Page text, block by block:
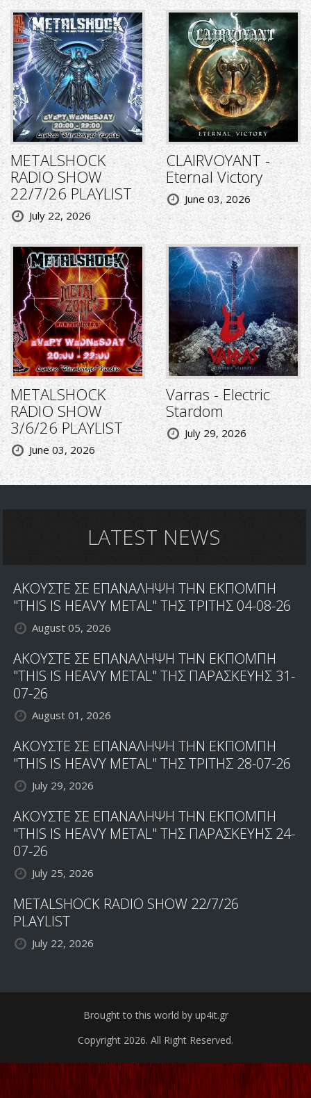
METALSHOCK
RADIO SHOW
22/7/26 PLAYLIST
July 22, 2026
CLAIRVOYANT -
Eternal Victory
June 03, 2026
METALSHOCK
RADIO SHOW
3/6/26 PLAYLIST
June 03, 2026
Varras - Electric
Stardom
July 29, 2026
LATEST NEWS
ΑΚΟΥΣΤΕ ΣΕ ΕΠΑΝΑΛΗΨΗ ΤΗΝ ΕΚΠΟΜΠΗ
"THIS IS HEAVY METAL" ΤΗΣ ΤΡΙΤΗΣ 04-08-26
August 05, 2026
ΑΚΟΥΣΤΕ ΣΕ ΕΠΑΝΑΛΗΨΗ ΤΗΝ ΕΚΠΟΜΠΗ
"THIS IS HEAVY METAL" ΤΗΣ ΠΑΡΑΣΚΕΥΗΣ 31-
07-26
August 01, 2026
ΑΚΟΥΣΤΕ ΣΕ ΕΠΑΝΑΛΗΨΗ ΤΗΝ ΕΚΠΟΜΠΗ
"THIS IS HEAVY METAL" ΤΗΣ ΤΡΙΤΗΣ 28-07-26
July 29, 2026
ΑΚΟΥΣΤΕ ΣΕ ΕΠΑΝΑΛΗΨΗ ΤΗΝ ΕΚΠΟΜΠΗ
"THIS IS HEAVY METAL" ΤΗΣ ΠΑΡΑΣΚΕΥΗΣ 24-
07-26
July 25, 2026
METALSHOCK RADIO SHOW 22/7/26
PLAYLIST
July 22, 2026
Brought to this world by up4it.gr
Copyright 2026. All Right Reserved.